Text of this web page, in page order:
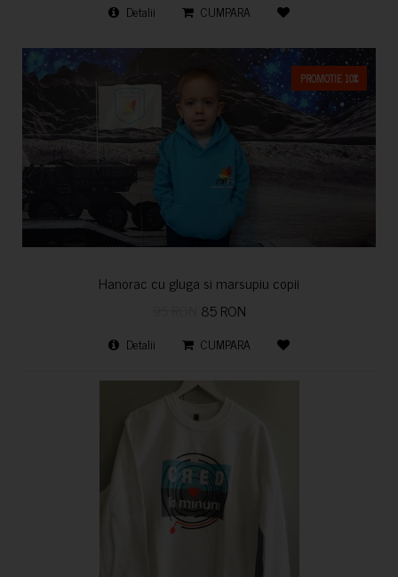
Detalii CUMPARA
PROMOTIE 10%
Hanorac cu gluga si marsupiu copii
85 RON
Detalii CUMPARA